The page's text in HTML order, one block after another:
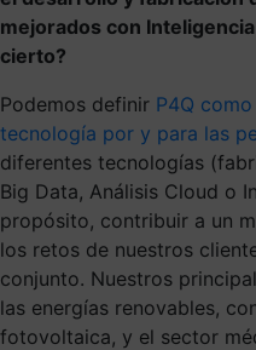
mejorados con
cierto?
Podemos definir P4Q
tecnología por y para las
diferentes tecnologías
Big Data, Análisis Cloud o
propósito, contribuir a un
los retos de nuestros
conjunto. Nuestros
las energías renovables,
fotovoltaica, y el sector